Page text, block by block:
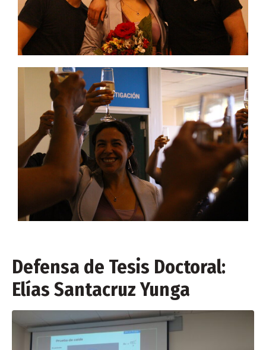
Defensa de Tesis Doctoral:
Elías Santacruz Yunga